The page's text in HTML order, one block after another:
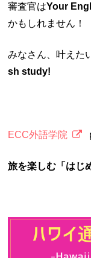
審査官はYour
かもしれません！
みなさん、叶えた
sh study!
ECC外語学院
旅を楽しむ「はじ